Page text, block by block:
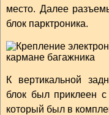
место. Далее
блок парктроника.
К вертикальной
блок был приклеен с
который был в